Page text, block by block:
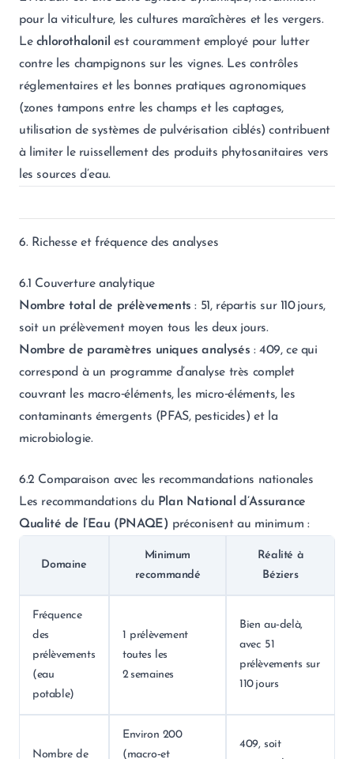
pour la viticulture, les cultures maraîchères et les vergers.
Le chlorothalonil est couramment employé pour lutter
contre les champignons sur les vignes. Les contrôles
réglementaires et les bonnes pratiques agronomiques
(zones tampons entre les champs et les captages,
utilisation de systèmes de pulvérisation ciblés) contribuent
à limiter le ruissellement des produits phytosanitaires vers
les sources d’eau.
6. Richesse et fréquence des analyses
6.1 Couverture analytique
Nombre total de prélèvements : 51, répartis sur 110 jours,
soit un prélèvement moyen tous les deux jours.
Nombre de paramètres uniques analysés : 409, ce qui
correspond à un programme d’analyse très complet
couvrant les macro‑éléments, les micro‑éléments, les
contaminants émergents (PFAS, pesticides) et la
microbiologie.
6.2 Comparaison avec les recommandations nationales
Les recommandations du Plan National d’Assurance
Qualité de l’Eau (PNAQE) préconisent au minimum :
Domaine
Minimum
recommandé
Réalité à
Béziers
Fréquence
des
prélèvements
(eau
potable)
1 prélèvement
toutes les
2 semaines
Bien au‑delà,
avec 51
prélèvements sur
110 jours
Nombre de
Environ 200
(macro‑et
409, soit